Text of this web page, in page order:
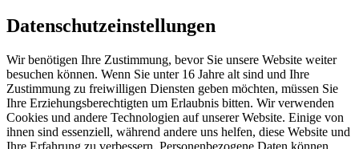
Datenschutzeinstellungen
Wir benötigen Ihre Zustimmung, bevor Sie unsere Website weiter
besuchen können. Wenn Sie unter 16 Jahre alt sind und Ihre
Zustimmung zu freiwilligen Diensten geben möchten, müssen Sie
Ihre Erziehungsberechtigten um Erlaubnis bitten. Wir verwenden
Cookies und andere Technologien auf unserer Website. Einige von
ihnen sind essenziell, während andere uns helfen, diese Website und
Ihre Erfahrung zu verbessern. Personenbezogene Daten können